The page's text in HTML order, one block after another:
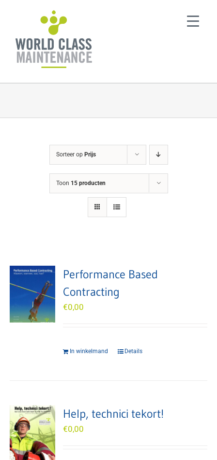
Sorteer op Prijs
Toon 15 producten
Performance Based
Contracting
€0,00
In winkelmand Details
Help, technici tekort!
€0,00